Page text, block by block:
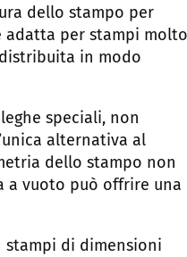
dello stampo per
adatta per stampi molto
in modo
speciali, non
alternativa al
dello stampo non
a vuoto può offrire una
stampi di dimensioni